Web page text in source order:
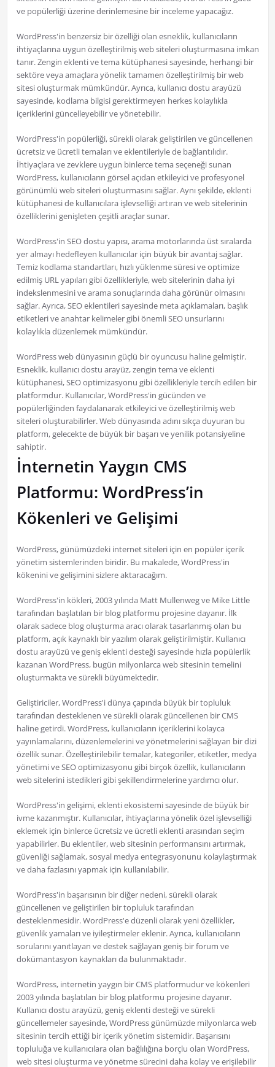
ve popülerliği üzerine derinlemesine bir inceleme yapacağız.
WordPress'in benzersiz bir özelliği olan esneklik, kullanıcıların
ihtiyaçlarına uygun özelleştirilmiş web siteleri oluşturmasına imkan
tanır. Zengin eklenti ve tema kütüphanesi sayesinde, herhangi bir
sektöre veya amaçlara yönelik tamamen özelleştirilmiş bir web
sitesi oluşturmak mümkündür. Ayrıca, kullanıcı dostu arayüzü
sayesinde, kodlama bilgisi gerektirmeyen herkes kolaylıkla
içeriklerini güncelleyebilir ve yönetebilir.
WordPress'in popülerliği, sürekli olarak geliştirilen ve güncellenen
ücretsiz ve ücretli temaları ve eklentileriyle de bağlantılıdır.
İhtiyaçlara ve zevklere uygun binlerce tema seçeneği sunan
WordPress, kullanıcıların görsel açıdan etkileyici ve profesyonel
görünümlü web siteleri oluşturmasını sağlar. Aynı şekilde, eklenti
kütüphanesi de kullanıcılara işlevselliği artıran ve web sitelerinin
özelliklerini genişleten çeşitli araçlar sunar.
WordPress'in SEO dostu yapısı, arama motorlarında üst sıralarda
yer almayı hedefleyen kullanıcılar için büyük bir avantaj sağlar.
Temiz kodlama standartları, hızlı yüklenme süresi ve optimize
edilmiş URL yapıları gibi özellikleriyle, web sitelerinin daha iyi
indekslenmesini ve arama sonuçlarında daha görünür olmasını
sağlar. Ayrıca, SEO eklentileri sayesinde meta açıklamaları, başlık
etiketleri ve anahtar kelimeler gibi önemli SEO unsurlarını
kolaylıkla düzenlemek mümkündür.
WordPress web dünyasının güçlü bir oyuncusu haline gelmiştir.
Esneklik, kullanıcı dostu arayüz, zengin tema ve eklenti
kütüphanesi, SEO optimizasyonu gibi özellikleriyle tercih edilen bir
platformdur. Kullanıcılar, WordPress'in gücünden ve
popülerliğinden faydalanarak etkileyici ve özelleştirilmiş web
siteleri oluşturabilirler. Web dünyasında adını sıkça duyuran bu
platform, gelecekte de büyük bir başarı ve yenilik potansiyeline
sahiptir.
İnternetin Yaygın CMS
Platformu: WordPress’in
Kökenleri ve Gelişimi
WordPress, günümüzdeki internet siteleri için en popüler içerik
yönetim sistemlerinden biridir. Bu makalede, WordPress'in
kökenini ve gelişimini sizlere aktaracağım.
WordPress'in kökleri, 2003 yılında Matt Mullenweg ve Mike Little
tarafından başlatılan bir blog platformu projesine dayanır. İlk
olarak sadece blog oluşturma aracı olarak tasarlanmış olan bu
platform, açık kaynaklı bir yazılım olarak geliştirilmiştir. Kullanıcı
dostu arayüzü ve geniş eklenti desteği sayesinde hızla popülerlik
kazanan WordPress, bugün milyonlarca web sitesinin temelini
oluşturmakta ve sürekli büyümektedir.
Geliştiriciler, WordPress'i dünya çapında büyük bir topluluk
tarafından desteklenen ve sürekli olarak güncellenen bir CMS
haline getirdi. WordPress, kullanıcıların içeriklerini kolayca
yayınlamalarını, düzenlemelerini ve yönetmelerini sağlayan bir dizi
özellik sunar. Özelleştirilebilir temalar, kategoriler, etiketler, medya
yönetimi ve SEO optimizasyonu gibi birçok özellik, kullanıcıların
web sitelerini istedikleri gibi şekillendirmelerine yardımcı olur.
WordPress'in gelişimi, eklenti ekosistemi sayesinde de büyük bir
ivme kazanmıştır. Kullanıcılar, ihtiyaçlarına yönelik özel işlevselliği
eklemek için binlerce ücretsiz ve ücretli eklenti arasından seçim
yapabilirler. Bu eklentiler, web sitesinin performansını artırmak,
güvenliği sağlamak, sosyal medya entegrasyonunu kolaylaştırmak
ve daha fazlasını yapmak için kullanılabilir.
WordPress'in başarısının bir diğer nedeni, sürekli olarak
güncellenen ve geliştirilen bir topluluk tarafından
desteklenmesidir. WordPress'e düzenli olarak yeni özellikler,
güvenlik yamaları ve iyileştirmeler eklenir. Ayrıca, kullanıcıların
sorularını yanıtlayan ve destek sağlayan geniş bir forum ve
dokümantasyon kaynakları da bulunmaktadır.
WordPress, internetin yaygın bir CMS platformudur ve kökenleri
2003 yılında başlatılan bir blog platformu projesine dayanır.
Kullanıcı dostu arayüzü, geniş eklenti desteği ve sürekli
güncellemeler sayesinde, WordPress günümüzde milyonlarca web
sitesinin tercih ettiği bir içerik yönetim sistemidir. Başarısını
topluluğa ve kullanıcılara olan bağlılığına borçlu olan WordPress,
web sitesi oluşturma ve yönetme sürecini daha kolay ve erişilebilir